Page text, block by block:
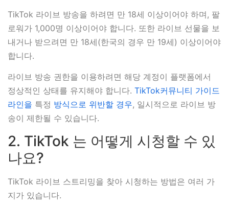
TikTok 라이브 방송을 하려면 만 18세 이상이어야 하며, 팔
로워가 1,000명 이상이어야 합니다. 또한 라이브 선물을 보
내거나 받으려면 만 18세(한국의 경우 만 19세) 이상이어야
합니다.
라이브 방송 권한을 이용하려면 해당 계정이 플랫폼에서
정상적인 상태를 유지해야 합니다. TikTok커뮤니티 가이드
라인을 특정 방식으로 위반할 경우, 일시적으로 라이브 방
송이 제한될 수 있습니다.
2. TikTok 는 어떻게 시청할 수 있
나요?
TikTok 라이브 스트리밍을 찾아 시청하는 방법은 여러 가
지가 있습니다.